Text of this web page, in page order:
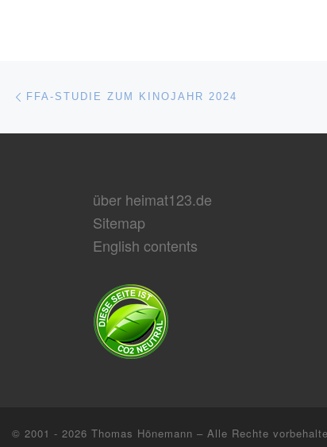
Beitragsnavigation
FFA-STUDIE ZUM KINOJAHR 2024
über heimat123.de
Sitemap
English contents
© 2001 - 2026 Thomas Hönemann – Alle Rechte